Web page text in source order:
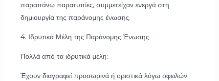
παραπάνω παρατυπίες, συμμετείχαν ενεργά στη
δημιουργία της παράνομης ένωσης.
4. Ιδρυτικά Μέλη της Παράνομης Ένωσης
Πολλά από τα ιδρυτικά μέλη:
Έχουν διαγραφεί προσωρινά ή οριστικά λόγω οφειλών.